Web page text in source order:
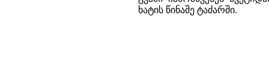
ხატის წინაშე ტაძარში.